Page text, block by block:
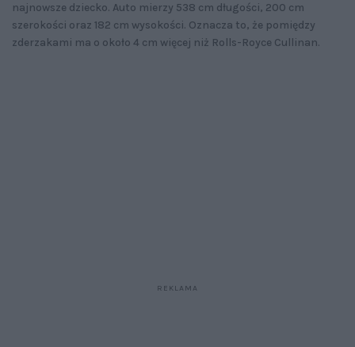
najnowsze dziecko. Auto mierzy 538 cm długości, 200 cm
szerokości oraz 182 cm wysokości. Oznacza to, że pomiędzy
zderzakami ma o około 4 cm więcej niż Rolls-Royce Cullinan.